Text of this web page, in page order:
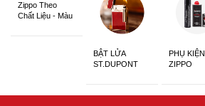
Zippo Theo
Chất Liệu - Màu
BẬT LỬA
ST.DUPONT
PHỤ KIỆN
ZIPPO